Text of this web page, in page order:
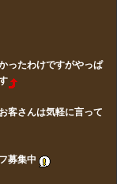
ったわけですがやっぱ
客さんは気軽に言って
募集中